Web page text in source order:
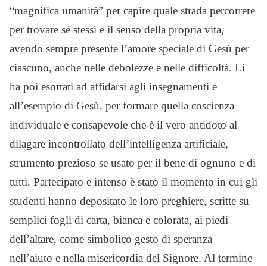
“magnifica umanità” per capire quale strada percorrere
per trovare sé stessi e il senso della propria vita,
avendo sempre presente l’amore speciale di Gesù per
ciascuno, anche nelle debolezze e nelle difficoltà. Li
ha poi esortati ad affidarsi agli insegnamenti e
all’esempio di Gesù, per formare quella coscienza
individuale e consapevole che è il vero antidoto al
dilagare incontrollato dell’intelligenza artificiale,
strumento prezioso se usato per il bene di ognuno e di
tutti. Partecipato e intenso è stato il momento in cui gli
studenti hanno depositato le loro preghiere, scritte su
semplici fogli di carta, bianca e colorata, ai piedi
dell’altare, come simbolico gesto di speranza
nell’aiuto e nella misericordia del Signore. Al termine